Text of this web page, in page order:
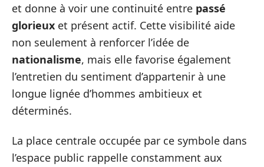
et donne à voir une continuité entre passé
glorieux et présent actif. Cette visibilité aide
non seulement à renforcer l’idée de
nationalisme, mais elle favorise également
l’entretien du sentiment d’appartenir à une
longue lignée d’hommes ambitieux et
déterminés.
La place centrale occupée par ce symbole dans
l’espace public rappelle constamment aux